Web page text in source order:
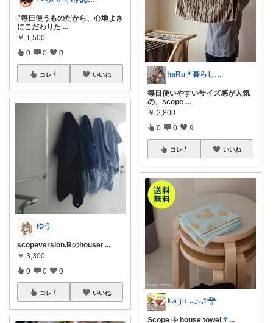
"毎日使うものだから、心地よさ
にこだわりた ...
￥ 1,500
0 0 0
コレ いいね
ゆう
scopeversion.Rのhouset ...
￥ 3,300
0 0 0
コレ いいね
haRu＊暮らし・こども・美容
毎日使いやすいサイズ感が人気
の、scope ...
￥ 2,800
0 0 9
コレ いいね
𝚔𝚊𝚓𝚞 𓂃◌𓈒𓏲𓊯
Scope 𖧷 house towel # ...